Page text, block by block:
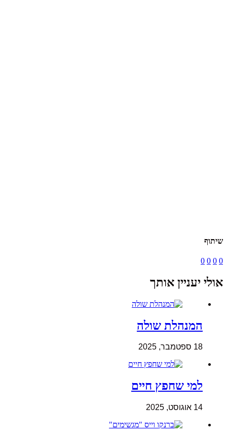
שיתוף
0
0
0
0
אולי יעניין אותך
המנהלת שולה
18 ספטמבר, 2025
למי שחפץ חיים
14 אוגוסט, 2025